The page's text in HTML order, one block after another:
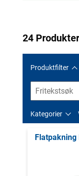
24 Produkter
Produktfilter
Kategorier
Flatpakning